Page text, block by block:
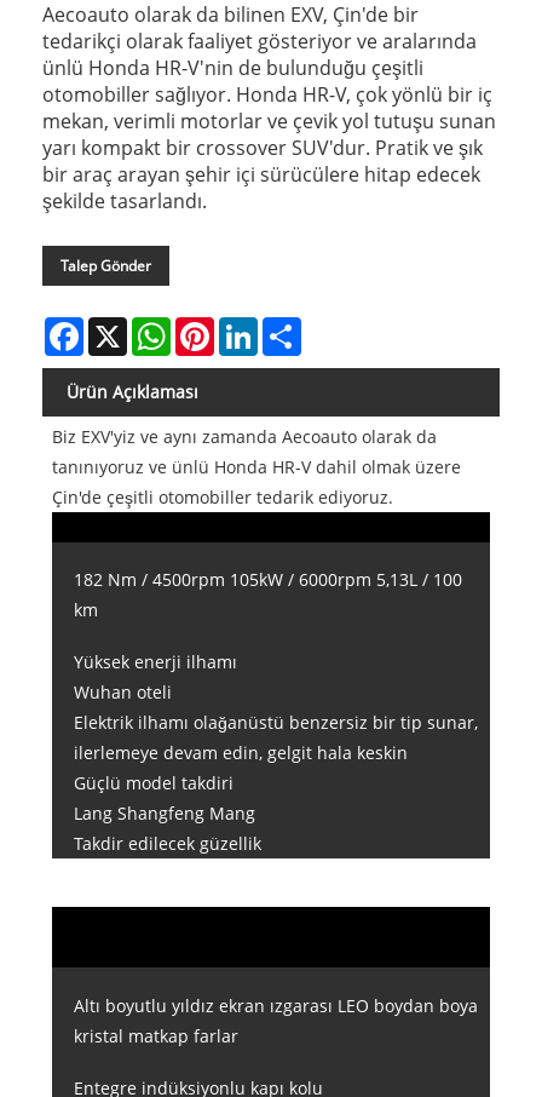
Aecoauto olarak da bilinen EXV, Çin'de bir
tedarikçi olarak faaliyet gösteriyor ve aralarında
ünlü Honda HR-V'nin de bulunduğu çeşitli
otomobiller sağlıyor. Honda HR-V, çok yönlü bir iç
mekan, verimli motorlar ve çevik yol tutuşu sunan
yarı kompakt bir crossover SUV'dur. Pratik ve şık
bir araç arayan şehir içi sürücülere hitap edecek
şekilde tasarlandı.
Talep Gönder
Facebook
X WhatsAppPinterestLinkedIn
Ürün Açıklaması
Biz EXV'yiz ve aynı zamanda Aecoauto olarak da
tanınıyoruz ve ünlü Honda HR-V dahil olmak üzere
Çin'de çeşitli otomobiller tedarik ediyoruz.
182 Nm / 4500rpm 105kW / 6000rpm 5,13L / 100
km
Yüksek enerji ilhamı
Wuhan oteli
Elektrik ilhamı olağanüstü benzersiz bir tip sunar,
ilerlemeye devam edin, gelgit hala keskin
Güçlü model takdiri
Lang Shangfeng Mang
Takdir edilecek güzellik
Altı boyutlu yıldız ekran ızgarası LEO boydan boya
kristal matkap farlar
Entegre indüksiyonlu kapı kolu